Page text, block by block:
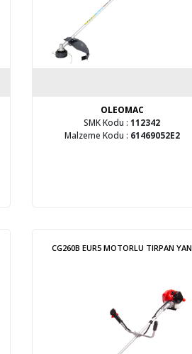
OLEOMAC
SMK Kodu :112342
Malzeme Kodu : 61469052E2
CG260B EUR5 MOTORLU TIRPAN YAN